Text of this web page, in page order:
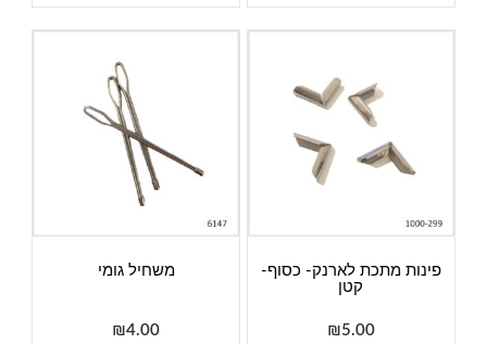
פינות מתכת לארנק- כסוף-
קטן
₪5.00
משחיל גומי
₪4.00